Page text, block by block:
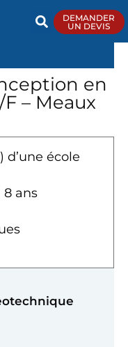
DEMANDER
UN DEVIS
en
– Meaux
d’une école
ans